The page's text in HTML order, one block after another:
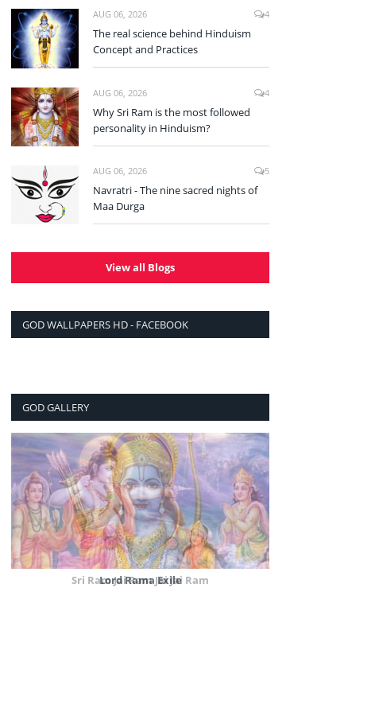
AUG 06, 2026 4
The real science behind Hinduism
Concept and Practices
AUG 06, 2026 4
Why Sri Ram is the most followed
personality in Hinduism?
AUG 06, 2026 5
Navratri - The nine sacred nights of
Maa Durga
View all Blogs
GOD WALLPAPERS HD - FACEBOOK
GOD GALLERY
Sri Ram Jai Ram Jai Jai Ram